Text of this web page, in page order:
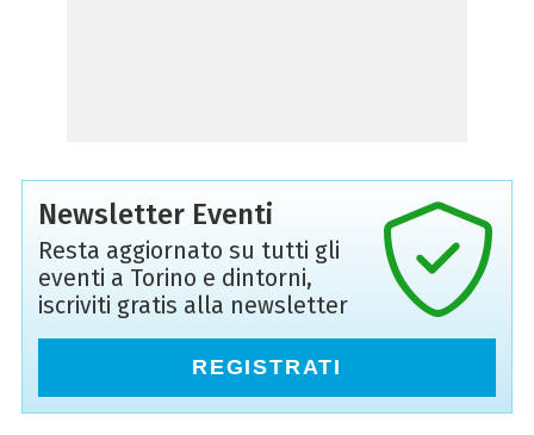
Newsletter Eventi
Resta aggiornato su tutti gli
eventi a Torino e dintorni,
iscriviti gratis alla newsletter
REGISTRATI